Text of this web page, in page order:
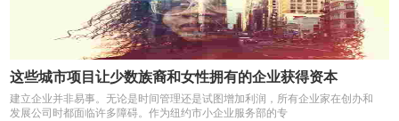
这些城市项目让少数族裔和女性拥有的企业获得资本
建立企业并非易事。无论是时间管理还是试图增加利润，所有企业家在创办和
发展公司时都面临许多障碍。作为纽约市小企业服务部的专